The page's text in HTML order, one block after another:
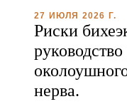
27 ИЮЛЯ 2026 Г.
Риски
нерва.